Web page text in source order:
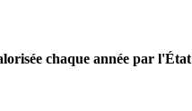
chaque année par l'État